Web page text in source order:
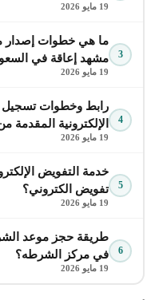
19 مايو 2026
3
ما هي خطوات إصدار
مشهد إعاقة في السعودية
19 مايو 2026
4
رابط وخطوات تسجيل
الإلكترونية المقدمة من
19 مايو 2026
5
تفويض الكتروني؟
19 مايو 2026
6
في مركز الشرطه؟
19 مايو 2026